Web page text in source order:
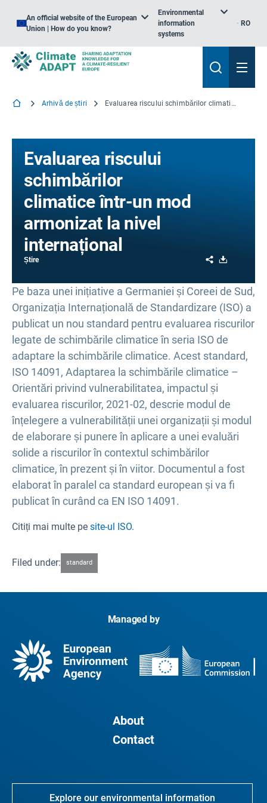
An official website of the European
Union | How do you know?
Environmental
information
systems
RO
Arhivă de știri Evaluarea riscului schimbărilor climatice într-un mod armonizat la nivel internațional
Evaluarea riscului
schimbărilor
climatice într-un mod
armonizat la nivel
internațional
Știre Share
Pe baza unei inițiative a Germaniei și Coreei de Sud,
Organizația Internațională de Standardizare (ISO) a
publicat un nou standard pentru evaluarea riscurilor
legate de schimbările climatice în seria ISO de
adaptare la schimbările climatice. Acest standard,
ISO 14091, Adaptarea la schimbările climatice –
Orientări privind vulnerabilitatea, impactul și
evaluarea riscurilor, 2021-02, descrie modul de
înțelegere a vulnerabilității unei organizații și modul
de elaborare și punere în aplicare a unei evaluări
solide a riscurilor în contextul schimbărilor
climatice, în prezent și în viitor. Documentul a fost
elaborat în paralel ca standard european și va fi
publicat în curând ca EN ISO 14091.
Citiți mai multe pe site-ul ISO.
Filed under: standard
Managed by
About
Contact
Explore our environmental information